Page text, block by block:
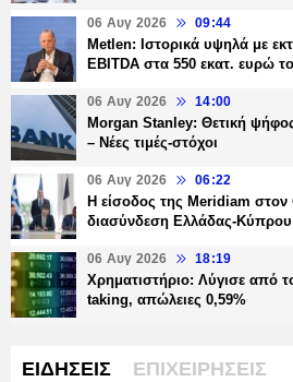
06 Αυγ 2026 09:44
Metlen: Ιστορικά υψηλά με
EBITDA στα 550 εκατ. ευρώ
06 Αυγ 2026 14:00
Morgan Stanley: Θετική ψήφος
– Νέες τιμές-στόχοι
06 Αυγ 2026 06:22
Η είσοδος της Meridiam στον
διασύνδεση Ελλάδας-Κύπρου
06 Αυγ 2026 18:19
Χρηματιστήριο: Λύγισε από
taking, απώλειες 0,59%
ΕΙΔΗΣΕΙΣ ΕΠΙΧΕΙΡΗΣΕΙΣ